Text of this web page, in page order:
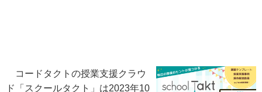
コードタクトの授業支援クラウ
ド「スクールタクト」は2023年10